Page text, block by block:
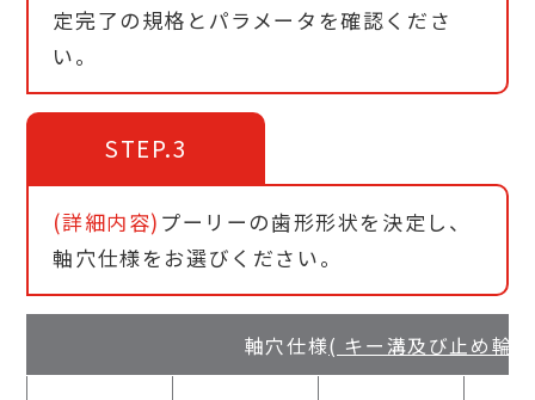
定完了の規格とパラメータを確認くださ
い。
STEP.3
(詳細内容) プーリーの歯形形状を決定し、
軸穴仕様をお選びください。
軸穴仕様( キー溝及び止め輪